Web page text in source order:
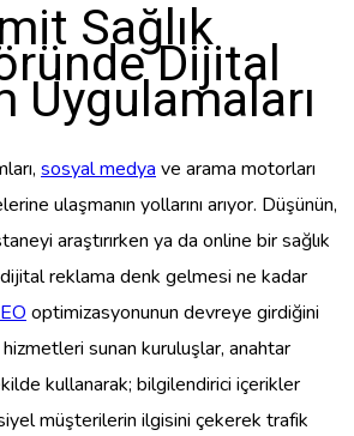
Sağlık
Dijital
Uygulamaları
sosyal medya ve arama motorları
ulaşmanın yollarını arıyor. Düşünün,
araştırırken ya da online bir sağlık
reklama denk gelmesi ne kadar
optimizasyonunun devreye girdiğini
sunan kuruluşlar, anahtar
kullanarak; bilgilendirici içerikler
müşterilerin ilgisini çekerek trafik